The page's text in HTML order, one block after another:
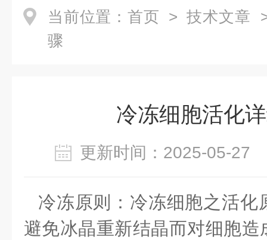
当前位置： 首页 > 技术文章
骤
冷冻细胞活化
更新时间：2025-05-
冷冻原则：冷冻细胞之活化
避免冰晶重新结晶而对细胞